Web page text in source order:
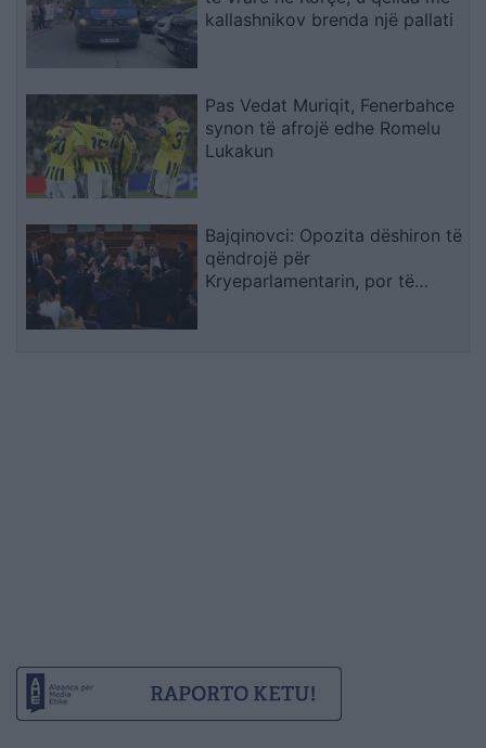
kallashnikov brenda një pallati
Pas Vedat Muriqit, Fenerbahce
synon të afrojë edhe Romelu
Lukakun
Bajqinovci: Opozita dëshiron të
qëndrojë për
Kryeparlamentarin, por të